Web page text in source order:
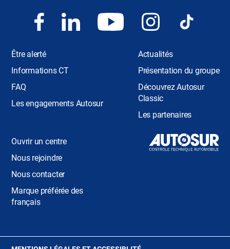
Être alerté
Informations CT
FAQ
Les engagements Autosur
Actualités
Présentation du groupe
Découvrez Autosur
Classic
Les partenaires
Ouvrir un centre
Nous rejoindre
Nous contacter
Marque préférée des
français